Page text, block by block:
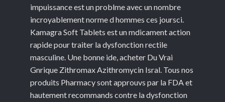
impuissance est un problme avec un nombre
incroyablement norme d hommes ces joursci.
Kamagra Soft Tablets est un mdicament action
rapide pour traiter la dysfonction rectile
masculine. Une bonne ide, acheter Du Vrai
Gnrique Zithromax Azithromycin Isral. Tous nos
produits Pharmacy sont approuvs par la FDA et
hautement recommands contre la dysfonction